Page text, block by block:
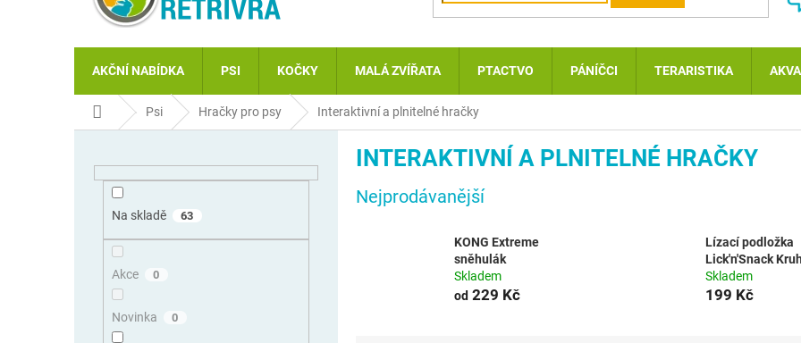
AKČNÍ NABÍDKA PSI KOČKY MALÁ ZVÍŘATA PTACTVO PÁNÍČCI TERARISTIKA
Domů Psi Hračky pro psy Interaktivní a plnitelné hračky
Na skladě 63
Akce 0
Novinka 0
INTERAKTIVNÍ A PLNITELNÉ HRAČKY
Nejprodávanější
KONG Extreme
sněhulák
Skladem
od 229 Kč
Lízací podložka
Lick'n'Snack
Skladem
199 Kč